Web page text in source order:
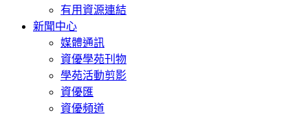
有用資源連結
新聞中心
媒體通訊
資優學苑刊物
學苑活動剪影
資優匯
資優頻道